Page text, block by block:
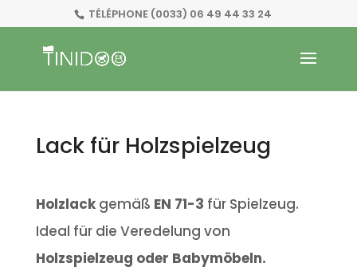
TÉLÉPHONE (0033) 06 49 44 33 24
Lack für Holzspielzeug
Holzlackgemäß EN 71-3 für Spielzeug.
Ideal für die Veredelung von
Holzspielzeug oder Babymöbeln.